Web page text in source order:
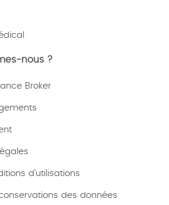
nous ?
Broker
d’utilisations
des données